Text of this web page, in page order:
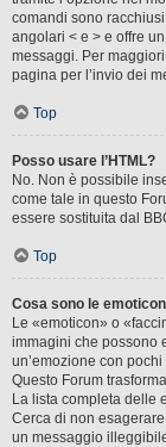
comandi sono
angolari < e > e offre
messaggi. Per
pagina per l’invio dei
Top
Posso usare l’HTML?
No. Non è possibile
come tale in questo
essere sostituita dal
Top
Cosa sono le
Le «emoticon» o
immagini che possono
un’emozione con
Questo Forum
La lista completa delle
Cerca di non
un messaggio